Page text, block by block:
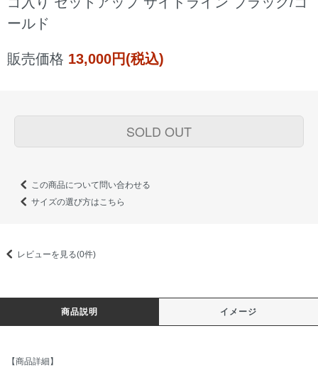
ールド
販売価格 13,000円(税込)
SOLD OUT
この商品について問い合わせる
サイズの選び方はこちら
レビューを見る(0件)
商品説明 イメージ
【商品詳細】